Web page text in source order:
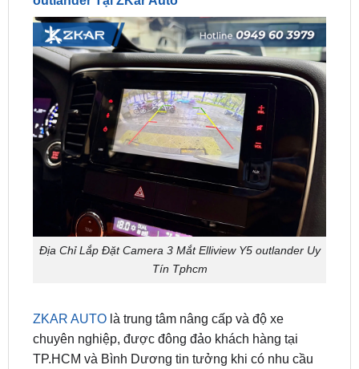
Địa Chỉ Lắp Đặt Camera 3 Mắt Elliview Y5 outlander Uy
Tín Tphcm
là trung tâm nâng cấp và độ xe
TP.HCM và Bình Dương tin tưởng khi có nhu cầu
lắp đặt Camera 3 Mắt Elliview Y5 outlander chính
hãng. Với hơn 10 năm kinh nghiệm, ZKar Auto đã